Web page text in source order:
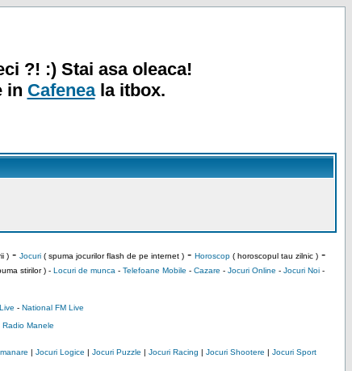
?! :) Stai asa oleaca!
in Cafeneala itbox.
)- Jocuri( spuma jocurilor flash de pe internet )- Horoscop( horoscopul tau zilnic )-
stirilor ) - Locuri de munca - Telefoane Mobile - Cazare - Jocuri Online - Jocuri Noi-
- National FM Live
Radio Manele
| Jocuri Logice | Jocuri Puzzle | Jocuri Racing | Jocuri Shootere | Jocuri Sport